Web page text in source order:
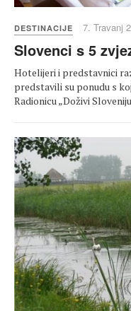
DESTINACIJE 7. Travanj
Slovenci s 5
Hotelijeri i predstavnici
predstavili su ponudu s
Radionicu „Doživi